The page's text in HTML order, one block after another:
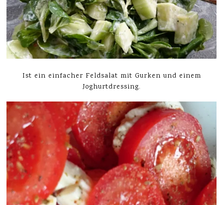
Ist ein einfacher Feldsalat mit Gurken und einem
Joghurtdressing.